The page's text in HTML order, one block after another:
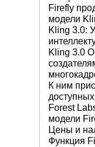
Firefly
модели
Kling 3.0:
Kling 3.0
К ним
Forest
модели
Цены и
Функция